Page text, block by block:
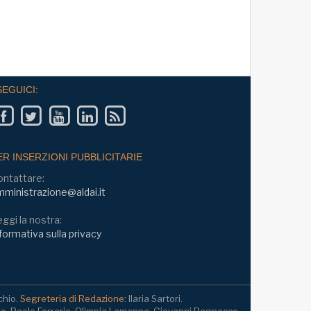
INSERZIONI PUBBLICITARIE
la nostra:
sulla privacy
Segreteria di Redazione: Ilaria Sartori.